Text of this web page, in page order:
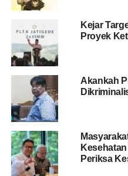
Kejar
Proyek
Akankah
Periksa